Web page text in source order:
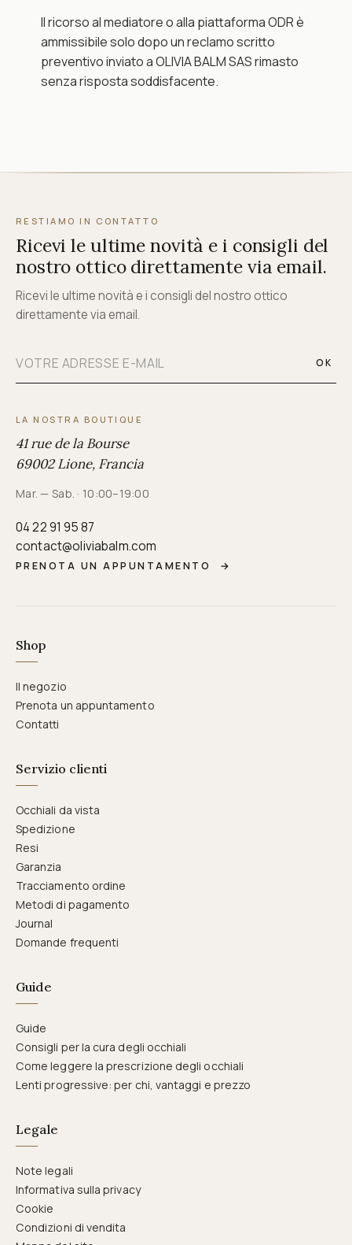
Il ricorso al mediatore o alla piattaforma ODR è
ammissibile solo dopo un reclamo scritto
preventivo inviato a OLIVIA BALM SAS rimasto
senza risposta soddisfacente.
RESTIAMO IN CONTATTO
Ricevi le ultime novità e i consigli del
nostro ottico direttamente via email.
Ricevi le ultime novità e i consigli del nostro ottico
direttamente via email.
OK
LA NOSTRA BOUTIQUE
41 rue de la Bourse
69002 Lione, Francia
Mar. — Sab. · 10:00–19:00
04 22 91 95 87
contact@oliviabalm.com
PRENOTA UN APPUNTAMENTO →
Shop
Il negozio
Prenota un appuntamento
Contatti
Servizio clienti
Occhiali da vista
Spedizione
Resi
Garanzia
Tracciamento ordine
Metodi di pagamento
Journal
Domande frequenti
Guide
Guide
Consigli per la cura degli occhiali
Come leggere la prescrizione degli occhiali
Lenti progressive: per chi, vantaggi e prezzo
Legale
Note legali
Informativa sulla privacy
Cookie
Condizioni di vendita